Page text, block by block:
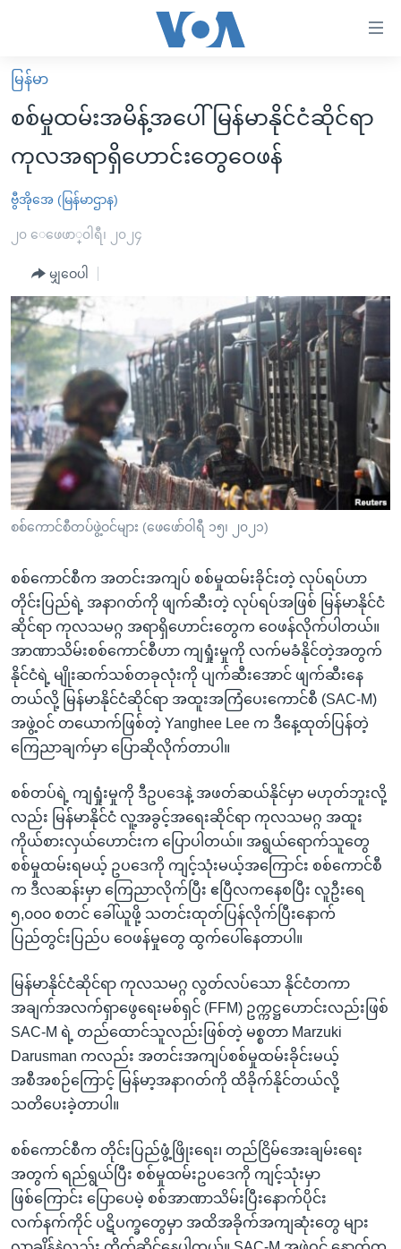
လွယ်ကူ
စေ
Link
များ
ပင်မ
ကျော်
ကြည့်
ပင်မ
အ
ညွန်း
စာမျက်နှာ
သို့
ကျော်
ကြည့်
ရှာဖွေ
ရန်
နေရာ
သို့
ကျော်
ရန်
မူလစာမျက်နှာ
မြန်မာ
ကမ္ဘာ့သတင်းများ
နိုင်ငံတကာ
အစ္စရေး-ပါလက်စတိုင်း
ဗွီဒီယို
သတင်းလွတ်လပ်ခွင့်
အင်္ဂလိပ်စာလေ့လာမယ်
အမေရိကန်သုံးအီဒီယံ
မကြေးမုံရဲ့ အင်္ဂလိပ်စာ
ရုပ်ရှင်ထဲက အင်္ဂလိပ်စာ
သုတပဒေသာ အင်္ဂလိပ်စာ
အပတ်စဉ်ကဏ္ဍများ
ရေဒီယို
တီဗွီ
ရေဒီယိုနှင့်ရုပ်သံ အချက်အလက်များ
ရေဒီယို/တီဗွီအစီအစဉ်
Learning English
ဗွီအိုအေ လူမှုကွန်ယက်များ
ဘာသာစကားများ
မြန်မာ
စစ်မှုထမ်းအမိန့်အပေါ် မြန်မာနိုင်ငံဆိုင်ရာ
ကုလအရာရှိဟောင်းတွေဝေဖန်
ဗွီအိုအေ (မြန်မာဌာန)
၂၀ ေဖေဖာ္၀ါရီ၊ ၂၀၂၄
မျှဝေပါ
စစ်ကောင်စီတပ်ဖွဲ့ဝင်များ (ဖေဖော်ဝါရီ ၁၅၊ ၂၀၂၁)
စစ်ကောင်စီက အတင်းအကျပ် စစ်မှုထမ်းခိုင်းတဲ့ လုပ်ရပ်ဟာ
တိုင်းပြည်ရဲ့ အနာဂတ်ကို ဖျက်ဆီးတဲ့ လုပ်ရပ်အဖြစ် မြန်မာနိုင်ငံ
ဆိုင်ရာ ကုလသမဂ္ဂ အရာရှိဟောင်းတွေက ဝေဖန်လိုက်ပါတယ်။
အာဏာသိမ်းစစ်ကောင်စီဟာ ကျရှုံးမှုကို လက်မခံနိုင်တဲ့အတွက်
နိုင်ငံရဲ့ မျိုးဆက်သစ်တခုလုံးကို ပျက်ဆီးအောင် ဖျက်ဆီးနေ
တယ်လို့ မြန်မာနိုင်ငံဆိုင်ရာ အထူးအကြံပေးကောင်စီ (SAC-M)
အဖွဲ့ဝင် တယောက်ဖြစ်တဲ့ Yanghee Lee က ဒီနေ့ထုတ်ပြန်တဲ့
ကြေညာချက်မှာ ပြောဆိုလိုက်တာပါ။
စစ်တပ်ရဲ့ ကျရှုံးမှုကို ဒီဥပဒေနဲ့ အဖတ်ဆယ်နိုင်မှာ မဟုတ်ဘူးလို့
လည်း မြန်မာနိုင်ငံ လူ့အခွင့်အရေးဆိုင်ရာ ကုလသမဂ္ဂ အထူး
ကိုယ်စားလှယ်ဟောင်းက ပြောပါတယ်။ အရွယ်ရောက်သူတွေ
စစ်မှုထမ်းရမယ့် ဥပဒေကို ကျင့်သုံးမယ့်အကြောင်း စစ်ကောင်စီ
က ဒီလဆန်းမှာ ကြေညာလိုက်ပြီး ဧပြီလကနေစပြီး လူဦးရေ
၅,၀၀၀ စတင် ခေါ်ယူဖို့ သတင်းထုတ်ပြန်လိုက်ပြီးနောက်
ပြည်တွင်းပြည်ပ ဝေဖန်မှုတွေ ထွက်ပေါ်နေတာပါ။
မြန်မာနိုင်ငံဆိုင်ရာ ကုလသမဂ္ဂ လွတ်လပ်သော နိုင်ငံတကာ
အချက်အလက်ရှာဖွေရေးမစ်ရှင် (FFM) ဥက္ကဋ္ဌဟောင်းလည်းဖြစ်
SAC-M ရဲ့ တည်ထောင်သူလည်းဖြစ်တဲ့ မစ္စတာ Marzuki
Darusman ကလည်း အတင်းအကျပ်စစ်မှုထမ်းခိုင်းမယ့်
အစီအစဉ်ကြောင့် မြန်မာ့အနာဂတ်ကို ထိခိုက်နိုင်တယ်လို့
သတိပေးခဲ့တာပါ။
စစ်ကောင်စီက တိုင်းပြည်ဖွံ့ဖြိုးရေး၊ တည်ငြိမ်အေးချမ်းရေး
အတွက် ရည်ရွယ်ပြီး စစ်မှုထမ်းဥပဒေကို ကျင့်သုံးမှာ
ဖြစ်ကြောင်း ပြောပေမဲ့ စစ်အာဏာသိမ်းပြီးနောက်ပိုင်း
လက်နက်ကိုင် ပဋိပက္ခတွေမှာ အထိအခိုက်အကျဆုံးတွေ များ